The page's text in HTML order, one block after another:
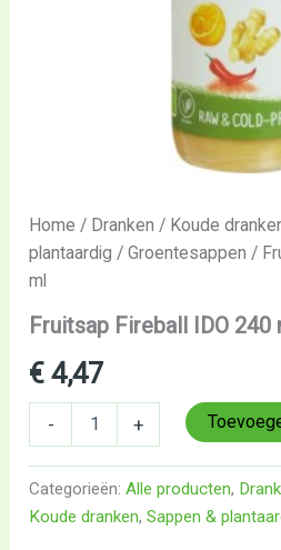
Home / Dranken / Koude
plantaardig /Groentesappen /
ml
Fruitsap Fireball IDO 240
€ 4,47
- +
Categorieën:Alle producten,
Koude dranken,Sappen &